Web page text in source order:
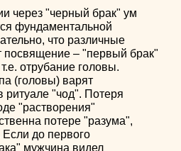
через "черный брак" ум
фундаментальной
что различные
посвящение – "первый брак"
отрубание головы.
(головы) варят
ритуале "чод". Потеря
"растворения"
потере "разума",
Если до первого
мужчина видел